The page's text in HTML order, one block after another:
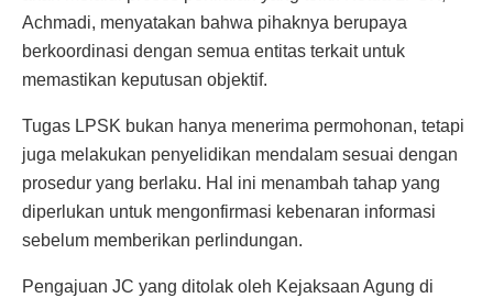
Achmadi, menyatakan bahwa pihaknya berupaya
berkoordinasi dengan semua entitas terkait untuk
memastikan keputusan objektif.
Tugas LPSK bukan hanya menerima permohonan, tetapi
juga melakukan penyelidikan mendalam sesuai dengan
prosedur yang berlaku. Hal ini menambah tahap yang
diperlukan untuk mengonfirmasi kebenaran informasi
sebelum memberikan perlindungan.
Pengajuan JC yang ditolak oleh Kejaksaan Agung di